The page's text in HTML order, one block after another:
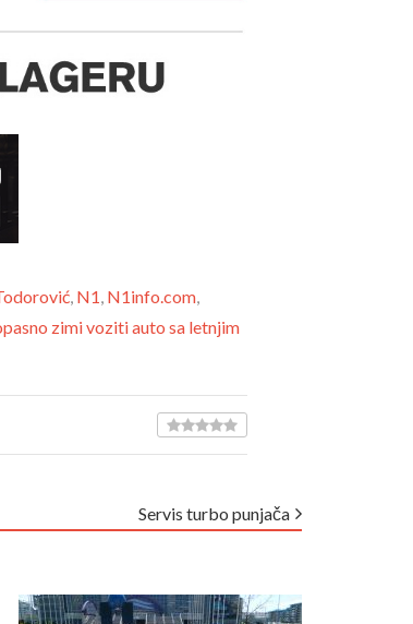
, N1, N1info.com,
zimi voziti auto sa letnjim
Servis turbo punjača